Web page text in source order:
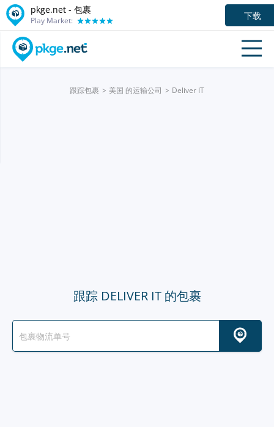
pkge.net - 包裹
Play Market: 下载
跟踪包裹 美国 的运输公司 Deliver IT
跟踪 DELIVER IT 的包裹